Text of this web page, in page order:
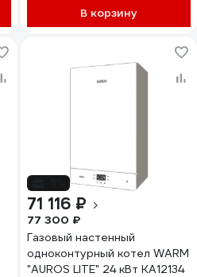
В корзину
71 116 ₽
77 300 ₽
Газовый настенный
одноконтурный котел WARM
"AUROS LITE" 24 кВт KA12134